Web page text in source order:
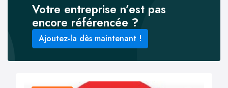
Votre entreprise n’est pas
encore référencée ?
Ajoutez-la dès maintenant !